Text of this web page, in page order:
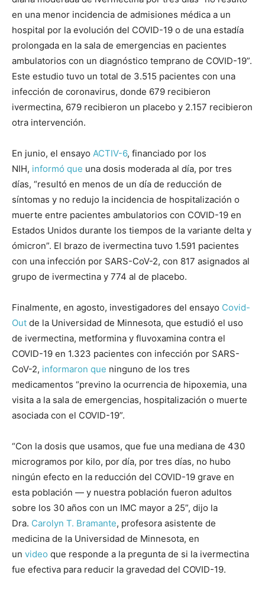
en una menor incidencia de admisiones médica a un
hospital por la evolución del COVID-19 o de una estadía
prolongada en la sala de emergencias en pacientes
ambulatorios con un diagnóstico temprano de COVID-19”.
Este estudio tuvo un total de 3.515 pacientes con una
infección de coronavirus, donde 679 recibieron
ivermectina, 679 recibieron un placebo y 2.157 recibieron
otra intervención.
En junio, el ensayo ACTIV-6, financiado por los
NIH, informó que una dosis moderada al día, por tres
días, “resultó en menos de un día de reducción de
síntomas y no redujo la incidencia de hospitalización o
muerte entre pacientes ambulatorios con COVID-19 en
Estados Unidos durante los tiempos de la variante delta y
ómicron”. El brazo de ivermectina tuvo 1.591 pacientes
con una infección por SARS-CoV-2, con 817 asignados al
grupo de ivermectina y 774 al de placebo.
Finalmente, en agosto, investigadores del ensayo Covid-
Out de la Universidad de Minnesota, que estudió el uso
de ivermectina, metformina y fluvoxamina contra el
COVID-19 en 1.323 pacientes con infección por SARS-
CoV-2, informaron que ninguno de los tres
medicamentos “previno la ocurrencia de hipoxemia, una
visita a la sala de emergencias, hospitalización o muerte
asociada con el COVID-19”.
“Con la dosis que usamos, que fue una mediana de 430
microgramos por kilo, por día, por tres días, no hubo
ningún efecto en la reducción del COVID-19 grave en
esta población — y nuestra población fueron adultos
sobre los 30 años con un IMC mayor a 25”, dijo la
Dra. Carolyn T. Bramante, profesora asistente de
medicina de la Universidad de Minnesota, en
un video que responde a la pregunta de si la ivermectina
fue efectiva para reducir la gravedad del COVID-19.